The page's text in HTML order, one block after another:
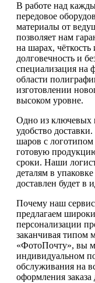
В работе над
передовое
материалы от
позволяет нам
на шарах,
долговечность и
специализация на
области
изготовлении
высоком уровне.
Одно из ключевых
удобство
шаров с
готовую
сроки. Наши
деталям в
доставлен будет в
Почему наш
предлагаем
персонализации
заканчивая типом
«ФотоПочту», вы
индивидуальном
обслуживания на
оформления заказа